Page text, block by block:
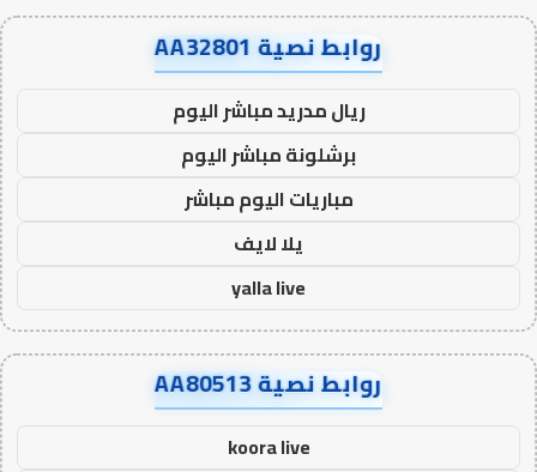
روابط نصية AA32801
ريال مدريد مباشر اليوم
برشلونة مباشر اليوم
مباريات اليوم مباشر
يلا لايف
yalla live
روابط نصية AA80513
koora live